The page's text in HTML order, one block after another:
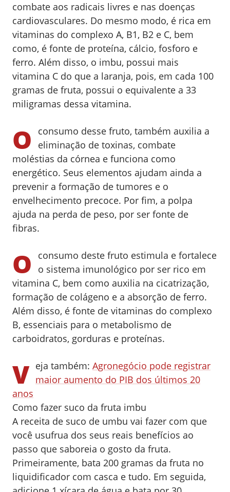
combate aos radicais livres e nas doenças
cardiovasculares. Do mesmo modo, é rica em
vitaminas do complexo A, B1, B2 e C, bem
como, é fonte de proteína, cálcio, fosforo e
ferro. Além disso, o imbu, possui mais
vitamina C do que a laranja, pois, em cada 100
gramas de fruta, possui o equivalente a 33
miligramas dessa vitamina.
O
consumo desse fruto, também auxilia a
eliminação de toxinas, combate
moléstias da córnea e funciona como
energético. Seus elementos ajudam ainda a
prevenir a formação de tumores e o
envelhecimento precoce. Por fim, a polpa
ajuda na perda de peso, por ser fonte de
fibras.
O
consumo deste fruto estimula e fortalece
o sistema imunológico por ser rico em
vitamina C, bem como auxilia na cicatrização,
formação de colágeno e a absorção de ferro.
Além disso, é fonte de vitaminas do complexo
B, essenciais para o metabolismo de
carboidratos, gorduras e proteínas.
V eja também: Agronegócio pode registrar
maior aumento do PIB dos últimos 20
anos
Como fazer suco da fruta imbu
A receita de suco de umbu vai fazer com que
você usufrua dos seus reais benefícios ao
passo que saboreia o gosto da fruta.
Primeiramente, bata 200 gramas da fruta no
liquidificador com casca e tudo. Em seguida,